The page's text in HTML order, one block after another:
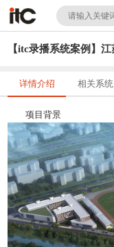
【itc录播系统案例】
详情介绍 相关系统
项目背景